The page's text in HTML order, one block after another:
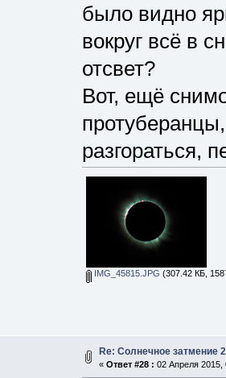
было видно
вокруг всё в
отсвет?
Вот, ещё
разгораться,
IMG_45815.JPG (307.42 КБ,
Re: Солнечное затмение
« Ответ #28 : 02 Апреля 2015,